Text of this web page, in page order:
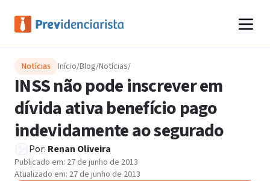
Notícias Início/Blog/Notícias/
INSS não pode inscrever em
dívida ativa benefício pago
indevidamente ao segurado
Por: Renan Oliveira
Publicado em: 27 de junho de 2013
Atualizado em: 27 de junho de 2013